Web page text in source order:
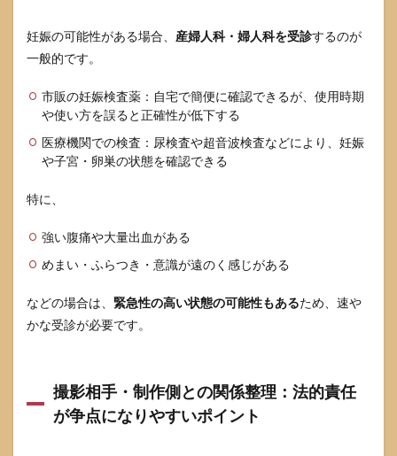
不安
があ
きに
使え
る支
援制
度・
相談
パー
トナ
ーや
に打
ち明
ける
ト
妊娠の可能性がある場合、 産婦人科・婦人科を受診するのが
一般的です。
市販の妊娠検査薬：自宅で簡便に確認できるが、使用時期
や使い方を誤ると正確性が低下する
医療機関での検査：尿検査や超音波検査などにより、妊娠
や子宮・卵巣の状態を確認できる
特に、
強い腹痛や大量出血がある
めまい・ふらつき・意識が遠のく感じがある
などの場合は、 緊急性の高い状態の可能性もあるため、速や
かな受診が必要です。
撮影相手・制作側との関係整理：法的責任
が争点になりやすいポイント